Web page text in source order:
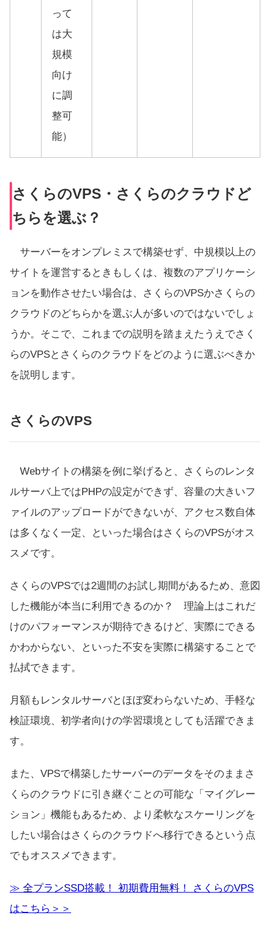
って
は大
規模
向け
に調
整可
能）
さくらのVPS・さくらのクラウドど
ちらを選ぶ？
サーバーをオンプレミスで構築せず、中規模以上の
サイトを運営するときもしくは、複数のアプリケーシ
ョンを動作させたい場合は、さくらのVPSかさくらの
クラウドのどちらかを選ぶ人が多いのではないでしょ
うか。そこで、これまでの説明を踏まえたうえでさく
らのVPSとさくらのクラウドをどのように選ぶべきか
を説明します。
さくらのVPS
Webサイトの構築を例に挙げると、さくらのレンタ
ルサーバ上ではPHPの設定ができず、容量の大きいフ
ァイルのアップロードができないが、アクセス数自体
は多くなく一定、といった場合はさくらのVPSがオス
スメです。
さくらのVPSでは2週間のお試し期間があるため、意図
した機能が本当に利用できるのか？ 理論上はこれだ
けのパフォーマンスが期待できるけど、実際にできる
かわからない、といった不安を実際に構築することで
払拭できます。
月額もレンタルサーバとほぼ変わらないため、手軽な
検証環境、初学者向けの学習環境としても活躍できま
す。
また、VPSで構築したサーバーのデータをそのままさ
くらのクラウドに引き継ぐことの可能な「マイグレー
ション」機能もあるため、より柔軟なスケーリングを
したい場合はさくらのクラウドへ移行できるという点
でもオススメできます。
≫ 全プランSSD搭載！ 初期費用無料！ さくらのVPS
はこちら＞＞